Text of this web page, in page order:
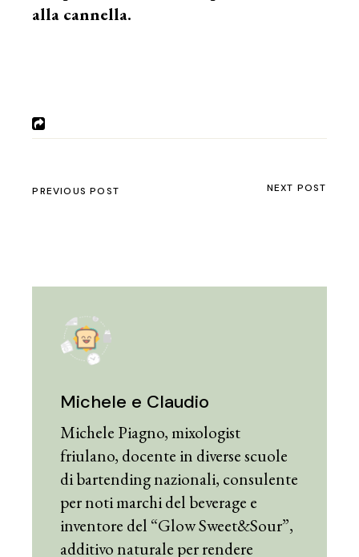
alla cannella.
PREVIOUS POST NEXT POST
Michele e Claudio
Michele Piagno, mixologist
friulano, docente in diverse scuole
di bartending nazionali, consulente
per noti marchi del beverage e
inventore del “Glow Sweet&Sour”,
additivo naturale per rendere